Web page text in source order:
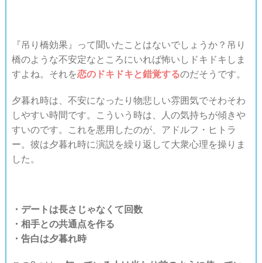
『吊り橋効果』って聞いたことはないでしょうか？吊り
橋のような不安定なところにいれば怖いしドキドキしま
すよね。それを恋のドキドキと錯覚するのだそうです。
夕暮れ時は、不安になったり物悲しい雰囲気でそわそわ
しやすい時間です。こういう時は、人の気持ちが傾きや
すいのです。これを悪用したのが、アドルフ・ヒトラ
ー。彼は夕暮れ時に演説を繰り返して大衆心理を操りま
した。
・デートは長さじゃなくて回数
・相手との共通点を作る
・告白は夕暮れ時